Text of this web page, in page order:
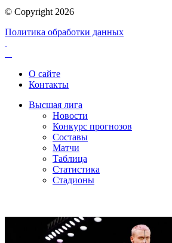
© Copyright 2026
Политика обработки данных
О сайте
Контакты
Высшая лига
Новости
Конкурс прогнозов
Составы
Матчи
Таблица
Статистика
Стадионы